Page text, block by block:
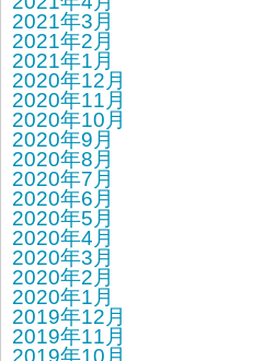
2021年3月
2021年2月
2021年1月
2020年12月
2020年11月
2020年10月
2020年9月
2020年8月
2020年7月
2020年6月
2020年5月
2020年4月
2020年3月
2020年2月
2020年1月
2019年12月
2019年11月
2019年10月